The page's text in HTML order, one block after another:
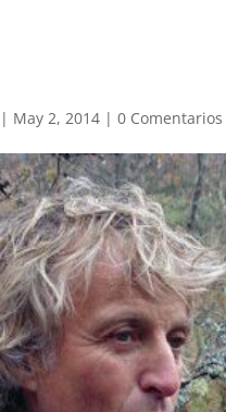
| May 2, 2014| 0 Comentarios